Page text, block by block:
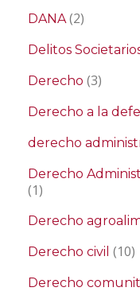
DANA(2)
Delitos
Derecho (3)
Derecho a la
derecho
Derecho
(1)
Derecho
Derecho civil (10)
Derecho